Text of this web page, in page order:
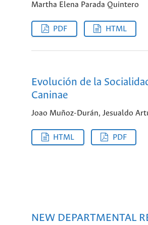
Martha Elena Parada Quintero
PDF HTML
Evolución de la
Caninae
Joao Muñoz-Durán, Jesualdo
HTML PDF
NEW DEPARTMENTAL